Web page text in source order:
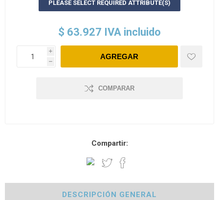
PLEASE SELECT REQUIRED ATTRIBUTE(S)
$ 63.927 IVA incluido
i
h
COMPARAR
Compartir:
DESCRIPCIÓN GENERAL